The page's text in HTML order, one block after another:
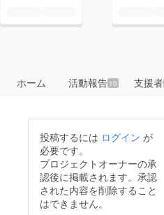
ホーム 活動報告10 支援者
投稿するには ログイン が
必要です。
プロジェクトオーナーの承
認後に掲載されます。承認
された内容を削除すること
はできません。